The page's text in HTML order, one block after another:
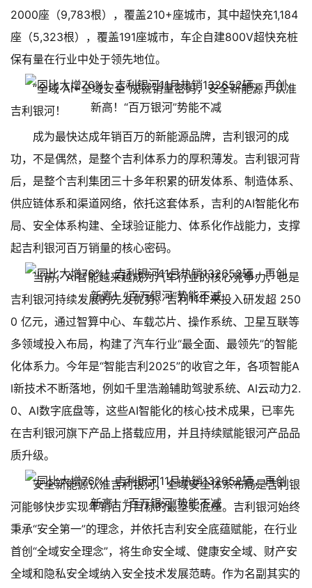
2000座（9,783根），覆盖210+座城市，其中超快充1,184
座（5,323根），覆盖191座城市，车企自建800V超快充桩
保有量在行业中处于领先地位。
“全域 AI+全域安全”成就销量密码，安全新能源，认准
吉利银河！
成为最快达成年销百万的新能源品牌，吉利银河的成
功，不是偶然，是整个吉利体系力的厚积薄发。吉利银河背
后，是整个吉利集团三十多年积累的研发体系、制造体系、
供应链体系和渠道网络，依托这套体系，吉利的AI智能化布
局、安全体系构建、全球验证能力、体系化作战能力，支撑
起吉利银河百万销量的核心密码。
当前，AI智能越来越成为汽车行业的核心竞争力，也是
吉利银河持续发展的先发优势。吉利11年来投入研发超 250
0 亿元，通过智算中心、车载芯片、操作系统、卫星互联等
多领域投入布局，构建了汽车行业“最全面、最领先”的智能
化体系力。今年是“智能吉利2025”的收官之年，各项智能A
I新技术不断落地，例如千里浩瀚辅助驾驶系统、AI云动力2.
0、AI数字底盘等，这些AI智能化的核心技术成果，已率先
在吉利银河旗下产品上搭载应用，并且持续赋能银河产品品
质升级。
安全新能源认准吉利银河，全域安全体系布局是吉利银
河能够快步实现年销百万目标的最坚实底座。吉利银河始终
秉承“安全第一”的理念，并依托吉利安全底蕴赋能，在行业
首创“全域安全理念”，将生命安全域、健康安全域、财产安
全域和隐私安全域纳入安全技术发展范畴。作为名副其实的